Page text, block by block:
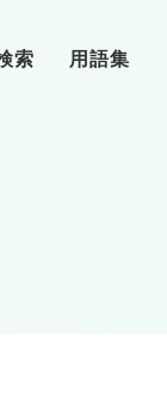
索 用語集